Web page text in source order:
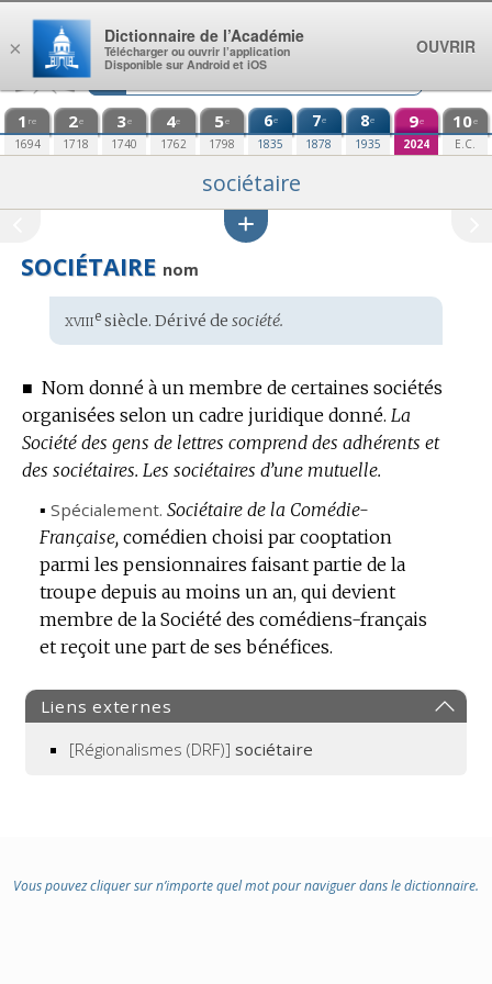
Aller au contenu
1 re
1694
2e
1718
3e
1740
4e
1762
5e
1798
6e
1835
7e
1878
8e
1935
9e
2024
10e
E.C.
sociétaire
SOCIÉTAIRE nom
Étymologie
:
xviiiesiècle. Dérivé de société.
■ Nom donné à un membre de certaines sociétés
organisées selon un cadre juridique donné. La
Société des gens de lettres comprend des adhérents et
des sociétaires. Les sociétaires d’une mutuelle.
▪ Spécialement. Sociétaire de la Comédie-
Française, comédien choisi par cooptation
parmi les pensionnaires faisant partie de la
troupe depuis au moins un an, qui devient
membre de la Société des comédiens-français
et reçoit une part de ses bénéfices.
Liens externes
[Régionalismes (DRF)] sociétaire
Vous pouvez cliquer sur n’importe quel mot pour naviguer dans le dictionnaire.
×
Dictionnaire de l’Académie
Télécharger ou ouvrir l’application
Disponible sur Android et iOS
OUVRIR